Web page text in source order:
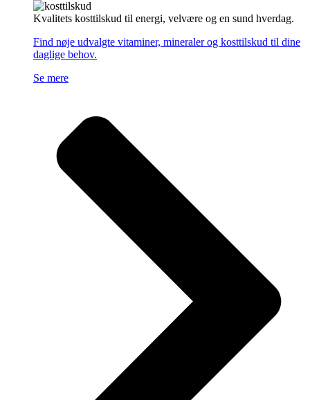
Kvalitets kosttilskud til energi, velvære og en sund hverdag.
Find nøje udvalgte vitaminer, mineraler og kosttilskud til dine
daglige behov.
Se mere